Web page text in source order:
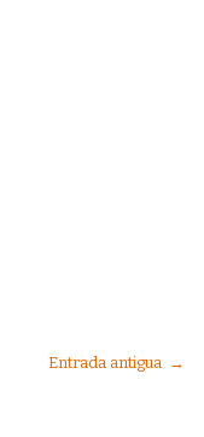
Entrada antigua →